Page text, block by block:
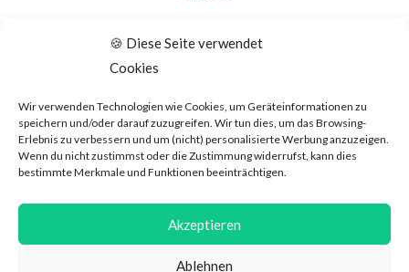
🍪 Diese Seite verwendet
Cookies
Wir verwenden Technologien wie Cookies, um Geräteinformationen zu
speichern und/oder darauf zuzugreifen. Wir tun dies, um das Browsing-
Erlebnis zu verbessern und um (nicht) personalisierte Werbung anzuzeigen.
Wenn du nicht zustimmst oder die Zustimmung widerrufst, kann dies
bestimmte Merkmale und Funktionen beeinträchtigen.
Akzeptieren
Ablehnen